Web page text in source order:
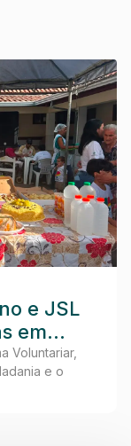
e JSL
em
Voluntariar,
e o